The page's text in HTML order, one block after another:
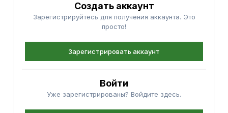
Создать аккаунт
Зарегистрируйтесь для получения аккаунта. Это
просто!
Зарегистрировать аккаунт
Войти
Уже зарегистрированы? Войдите здесь.